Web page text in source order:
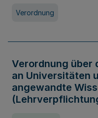
Verordnung
Verordnung über
an Universitäten
angewandte